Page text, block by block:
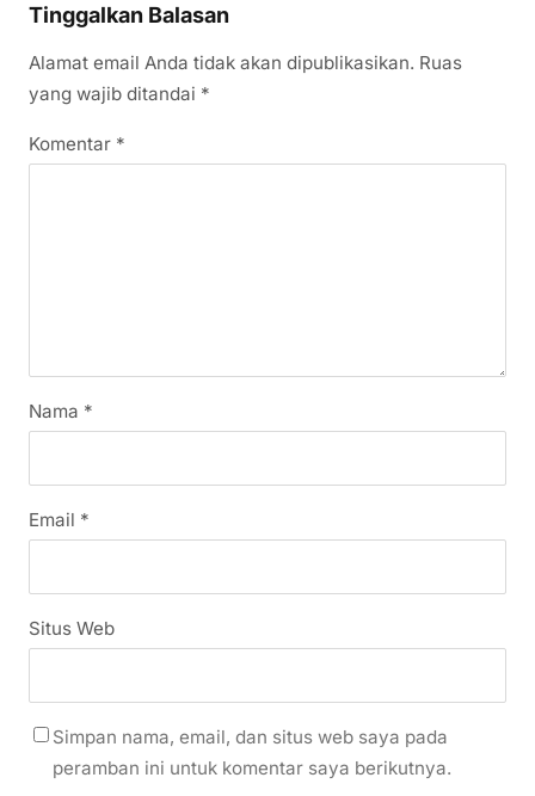
Tinggalkan Balasan
Alamat email Anda tidak akan dipublikasikan. Ruas
yang wajib ditandai *
Komentar *
Nama *
Email *
Situs Web
Simpan nama, email, dan situs web saya pada
peramban ini untuk komentar saya berikutnya.